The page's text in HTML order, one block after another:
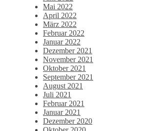
Mai 2022
April 2022
März 2022
Februar 2022
Januar 2022
Dezember 2021
November 2021
Oktober 2021
September 2021
August 2021
Juli 2021
Februar 2021
Januar 2021
Dezember 2020